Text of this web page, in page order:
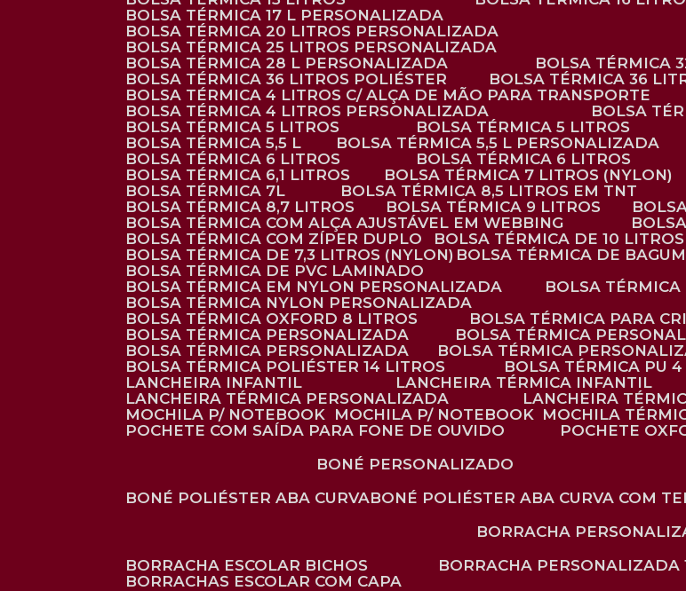
BOLSA TÉRMICA 17 L PERSONALIZADA
BOLSA TÉRMICA 20 LITROS PERSONALIZADA
BOLSA TÉRMICA 25 LITROS PERSONALIZADA
BOLSA TÉRMICA 28 L PERSONALIZADA
BOLSA TÉRMICA
BOLSA TÉRMICA 36 LITROS POLIÉSTER
BOLSA TÉRMICA 36
BOLSA TÉRMICA 4 LITROS C/ ALÇA DE MÃO PARA TRANSPORTE
BOLSA TÉRMICA 4 LITROS PERSONALIZADA
BOLSA
BOLSA TÉRMICA 5 LITROS
BOLSA TÉRMICA 5 LITROS
BOLSA TÉRMICA 5,5 L
BOLSA TÉRMICA 5,5 L PERSONALIZADA
BOLSA TÉRMICA 6 LITROS
BOLSA TÉRMICA 6 LITROS
BOLSA TÉRMICA 6,1 LITROS
BOLSA TÉRMICA 7 LITROS (NYLON)
BOLSA TÉRMICA 7L
BOLSA TÉRMICA 8,5 LITROS EM TNT
BOLSA TÉRMICA 8,7 LITROS
BOLSA TÉRMICA 9 LITROS
BOLSA TÉRMICA COM ALÇA AJUSTÁVEL EM WEBBING
BOLSA TÉRMICA COM ZÍPER DUPLO
BOLSA TÉRMICA DE 10
BOLSA TÉRMICA DE 7,3 LITROS (NYLON)
BOLSA TÉRMICA DE
BOLSA TÉRMICA DE PVC LAMINADO
BOLSA TÉRMICA EM NYLON PERSONALIZADA
BOLSA
BOLSA TÉRMICA NYLON PERSONALIZADA
BOLSA TÉRMICA OXFORD 8 LITROS
BOLSA TÉRMICA PARA
BOLSA TÉRMICA PERSONALIZADA
BOLSA TÉRMICA
BOLSA TÉRMICA PERSONALIZADA
BOLSA TÉRMICA
BOLSA TÉRMICA POLIÉSTER 14 LITROS
BOLSA TÉRMICA PU
LANCHEIRA INFANTIL
LANCHEIRA TÉRMICA INFANTIL
LANCHEIRA TÉRMICA PERSONALIZADA
LANCHEIRA
MOCHILA P/ NOTEBOOK
MOCHILA P/ NOTEBOOK MOCHILA
POCHETE COM SAÍDA PARA FONE DE OUVIDO
POCHETE
BONÉ PERSONALIZADO
BONÉ POLIÉSTER ABA CURVA
BONÉ POLIÉSTER ABA CURVA COM
BORRACHA
BORRACHA ESCOLAR BICHOS
BORRACHA PERSONALIZADA
BORRACHAS ESCOLAR COM CAPA